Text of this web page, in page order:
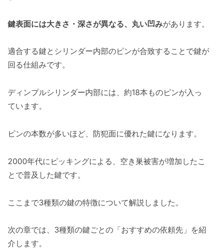
鍵表面には大きさ・深さが異なる、丸い凹みがあります。
適合する鍵とシリンダー内部のピンが合致することで鍵が
回る仕組みです。
ディンプルシリンダー内部には、約18本ものピンが入っ
ています。
ピンの本数が多いほど、防犯面に優れた鍵になります。
2000年代にピッキングによる、空き巣被害が増加したこ
とで普及した鍵です。
ここまで3種類の鍵の特徴について解説しました。
次の章では、3種類の鍵ごとの「おすすめの依頼先」を紹
介します。